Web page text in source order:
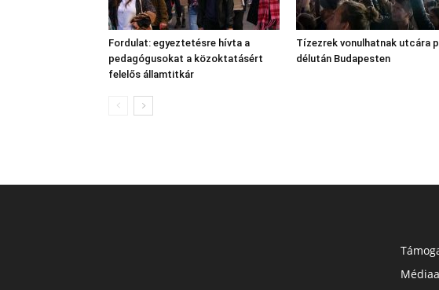
Fordulat: egyeztetésre hívta a
pedagógusokat a közoktatásért
felelős államtitkár
Tízezrek vonulhatnak utcára
délután Budapesten